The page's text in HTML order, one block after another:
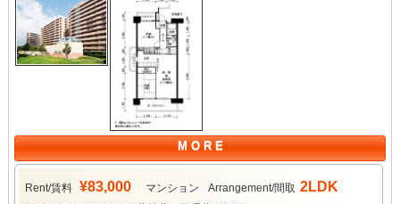
M O R E
Rent/賃料 ¥83,000 マンション Arrangement/間取 2LDK